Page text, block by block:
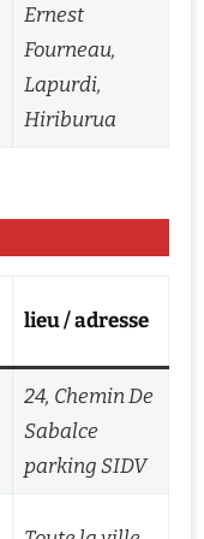
Ernest
Fourneau,
Lapurdi,
Hiriburua
lieu / adresse
24, Chemin De
Sabalce
parking SIDV